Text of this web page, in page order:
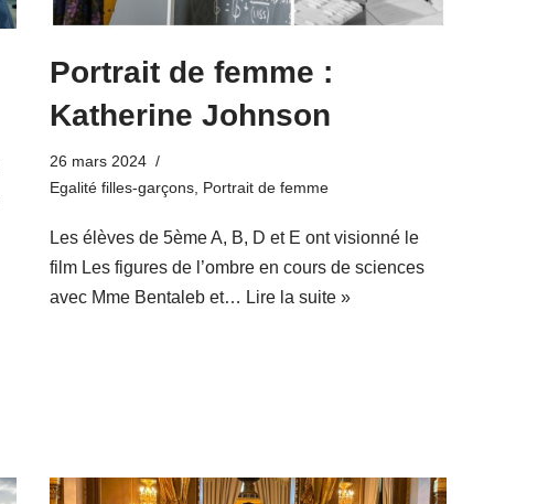
Portrait de femme :
Katherine Johnson
26 mars 2024
Egalité filles-garçons Portrait de femme
Les élèves de 5ème A, B, D et E ont visionné le
film Les figures de l’ombre en cours de sciences
avec Mme Bentaleb et… Lire la suite »